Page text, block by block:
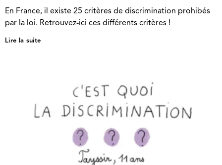
En France, il existe 25 critères de discrimination prohibés
par la loi. Retrouvez-ici ces différents critères !
Lire la suite